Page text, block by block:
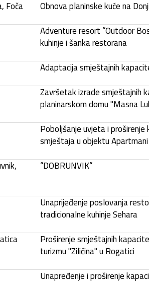
Foča
Obnova planinske kuće na
Adventure resort “Outdoor
kuhinje i šanka restorana
Adaptacija smještajnih
Završetak izrade smještajnih
planinarskom domu ''Masna
Poboljšanje uvjeta i
smještaja u objektu
“DOBRUNVIK“
Unaprijeđenje poslovanja
tradicionalne kuhinje Sehara
Proširenje smještajnih
turizmu "Ziličina" u Rogatici
Unapređenje i proširenje